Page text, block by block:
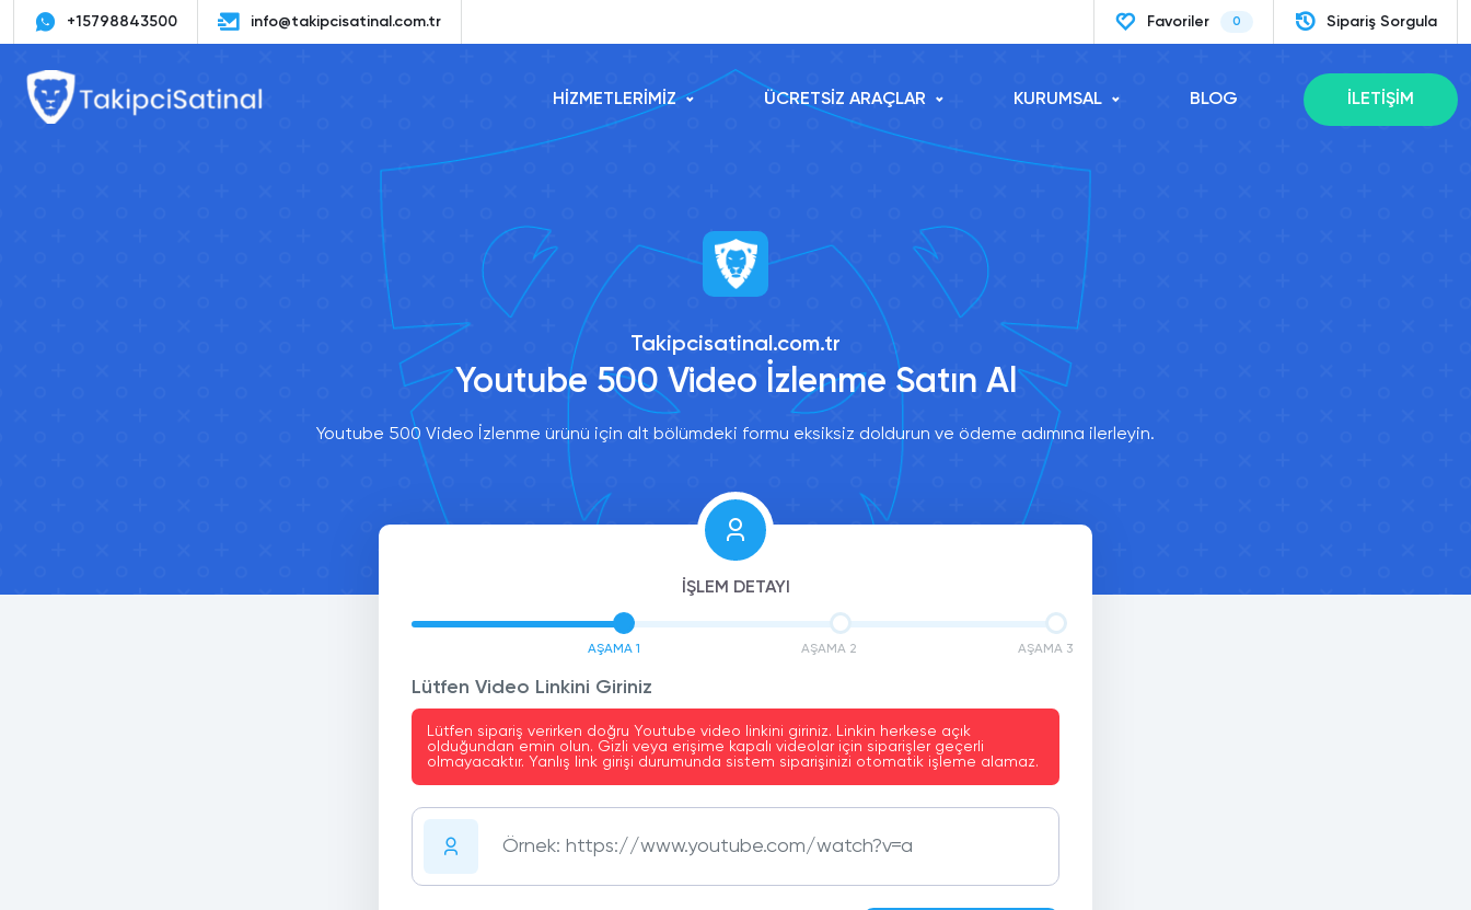
+15798843500 info@takipcisatinal.com.tr Favoriler 0 Sipariş Sorgula
HİZMETLERİMİZ ÜCRETSİZ ARAÇLAR KURUMSAL BLOG İLETİŞİM
Takipcisatinal.com.tr
Youtube 500 Video İzlenme Satın Al
Youtube 500 Video İzlenme ürünü için alt bölümdeki formu eksiksiz doldurun ve ödeme adımına ilerleyin.
İŞLEM DETAYI
AŞAMA 1 AŞAMA 2 AŞAMA 3
Lütfen Video Linkini Giriniz
Lütfen sipariş verirken doğru Youtube video linkini giriniz. Linkin herkese açık
olduğundan emin olun. Gizli veya erişime kapalı videolar için siparişler geçerli
olmayacaktır. Yanlış link girişi durumunda sistem siparişinizi otomatik işleme alamaz.